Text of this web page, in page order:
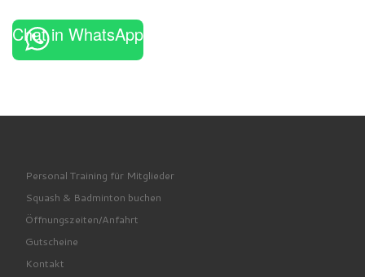
Chat in WhatsApp
Personal Training für Mitglieder
Squash & Badminton buchen
Öffnungszeiten/Anfahrt
Gutscheine
Kontakt